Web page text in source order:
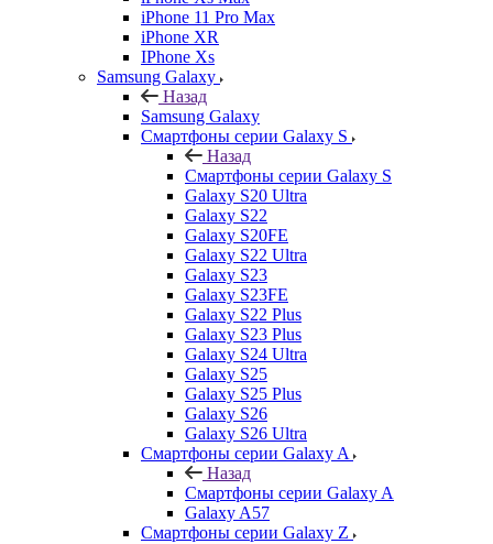
iPhone 11 Pro Max
iPhone XR
IPhone Xs
Samsung Galaxy
Назад
Samsung Galaxy
Смартфоны серии Galaxy S
Назад
Смартфоны серии Galaxy S
Galaxy S20 Ultra
Galaxy S22
Galaxy S20FE
Galaxy S22 Ultra
Galaxy S23
Galaxy S23FE
Galaxy S22 Plus
Galaxy S23 Plus
Galaxy S24 Ultra
Galaxy S25
Galaxy S25 Plus
Galaxy S26
Galaxy S26 Ultra
Смартфоны серии Galaxy A
Назад
Смартфоны серии Galaxy A
Galaxy A57
Смартфоны серии Galaxy Z